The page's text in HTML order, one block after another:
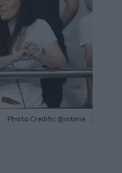
Photo Credits: @intime